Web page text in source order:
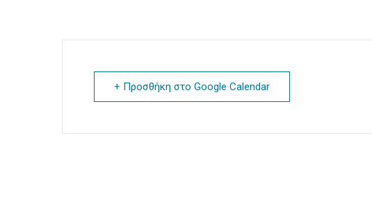
+ Προσθήκη στο Google Calendar